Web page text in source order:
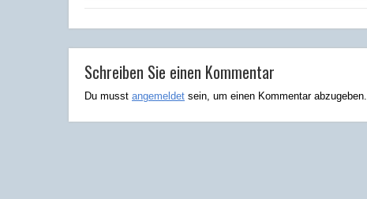
Schreiben Sie einen Kommentar
Du musst angemeldet sein, um einen Kommentar abzugeben.